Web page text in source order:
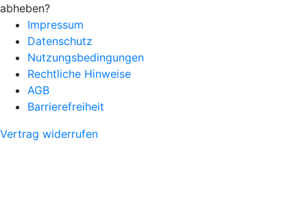
abheben?
Impressum
Datenschutz
Nutzungsbedingungen
Rechtliche Hinweise
AGB
Barrierefreiheit
Vertrag widerrufen